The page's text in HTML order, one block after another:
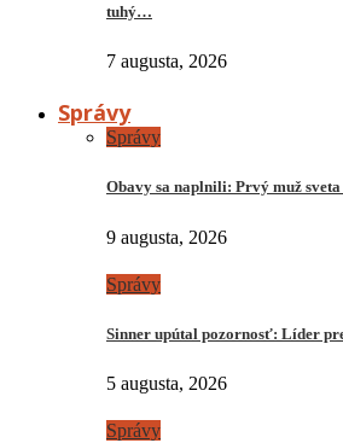
tuhý…
7 augusta, 2026
Správy
Správy
Obavy sa naplnili: Prvý muž
9 augusta, 2026
Správy
Sinner upútal pozornosť: Líder
5 augusta, 2026
Správy